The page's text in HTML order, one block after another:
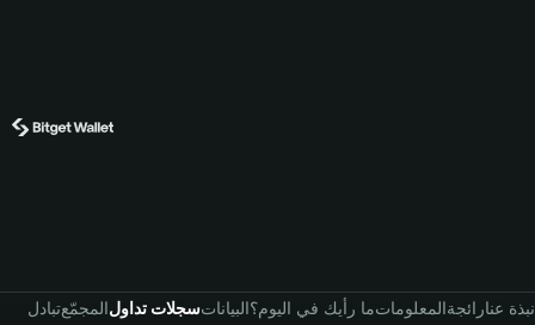
تبادلالمجمّعسجلات تداولالبياناتما رأيك في اليوم؟المعلوماترائجةنبذة عنا